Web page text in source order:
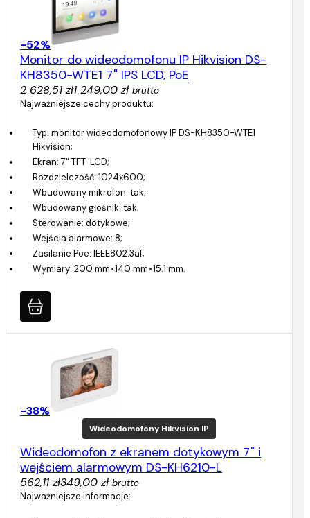
-52%
Monitor do wideodomofonu IP Hikvision DS-
KH8350-WTE1 7" IPS LCD, PoE
2 628,51 zł1 249,00 zł brutto
Najważniejsze cechy produktu:
Typ: monitor wideodomofonowy IP DS-KH8350-WTE1
Hikvision;
Ekran: 7" TFT LCD;
Rozdzielczość: 1024x600;
Wbudowany mikrofon: tak;
Wbudowany głośnik: tak;
Sterowanie: dotykowe;
Wejścia alarmowe: 8;
Zasilanie Poe: IEEE802.3af;
Wymiary: 200 mm×140 mm×15.1 mm.
-38%
Wideodomofony Hikvision IP
Wideodomofon z ekranem dotykowym 7" i
wejściem alarmowym DS-KH6210-L
562,11 zł349,00 zł brutto
Najważniejsze informacje: